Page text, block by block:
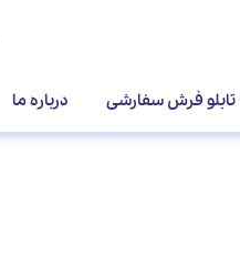
تابلو فرش سفارشی درباره ما